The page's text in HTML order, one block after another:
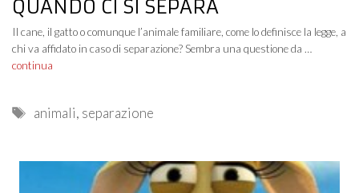
QUANDO CI SI SEPARA
Il cane, il gatto o comunque l’animale familiare, come lo definisce la legge, a
chi va affidato in caso di separazione? Sembra una questione da …
continua
Tags
animali, separazione